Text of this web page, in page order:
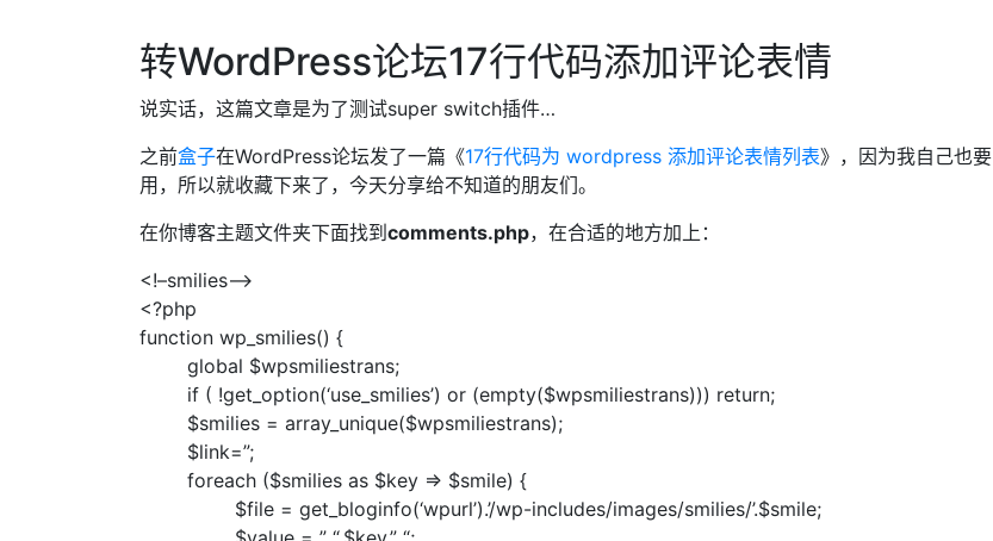
转WordPress论坛17行代码添加评论表情
说实话，这篇文章是为了测试super switch插件…
之前盒子在WordPress论坛发了一篇《17行代码为 wordpress 添加评论表情列表》，因为我自己也要
用，所以就收藏下来了，今天分享给不知道的朋友们。
在你博客主题文件夹下面找到 comments.php，在合适的地方加上：
<!–smilies–>
<?php
function wp_smilies() {
global $wpsmiliestrans;
if ( !get_option(‘use_smilies’) or (empty($wpsmiliestrans))) return;
$smilies = array_unique($wpsmiliestrans);
$link=”;
foreach ($smilies as $key => $smile) {
$file = get_bloginfo(‘wpurl’).’/wp-includes/images/smilies/’.$smile;